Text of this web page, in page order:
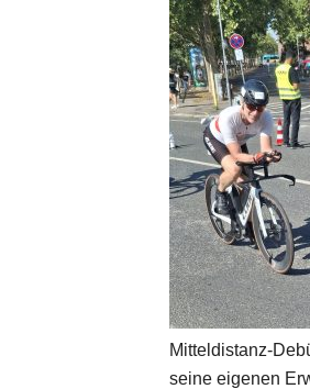
Mitteldistanz-
seine eigenen